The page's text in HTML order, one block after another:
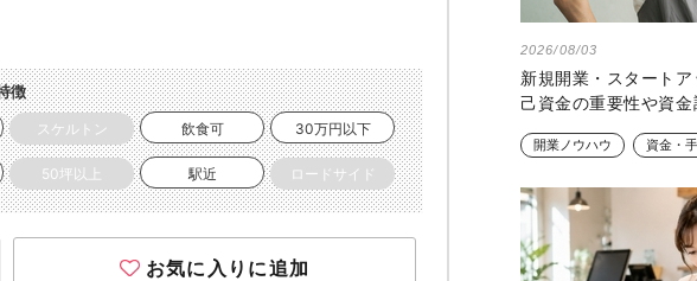
徴
スケルトン 飲食可 30万円以下
50坪以上 駅近 ロードサイド
お気に入りに追加
2026/08/03
新規開業・スタート
己資金の重要性や資
開業ノウハウ 資金・